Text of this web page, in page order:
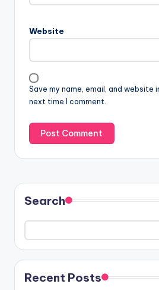
Website
Save my name, email, and website
next time I comment.
Search
Recent Posts